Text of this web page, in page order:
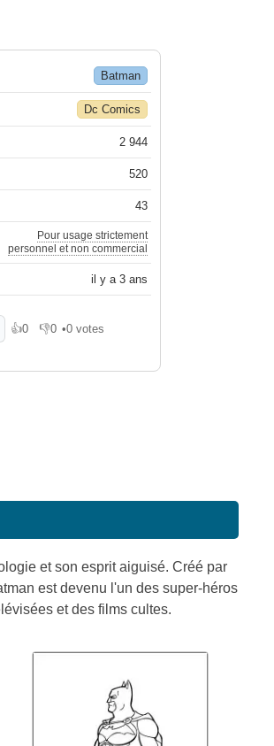
Batman
Dc Comics
2 944
520
43
Pour usage strictement
personnel et non commercial
il y a 3 ans
👍0
J'aime 👎0
Je n'aime pas
•0 votes
et son esprit aiguisé. Créé par
est devenu l'un des super-héros
et des films cultes.